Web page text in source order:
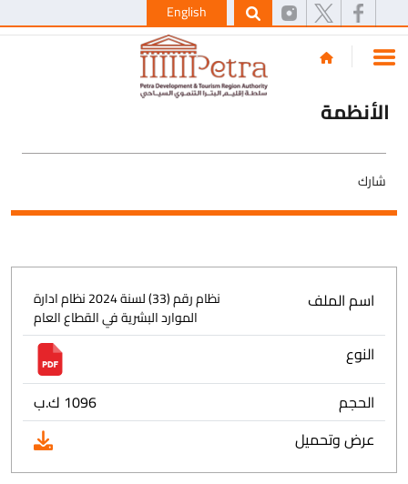
English
الأنظمة
شارك
اسم الملف
نظام رقم (33) لسنة 2024 نظام ادارة
الموارد البشرية في القطاع العام
النوع
الحجم
1096 ك.ب
عرض وتحميل